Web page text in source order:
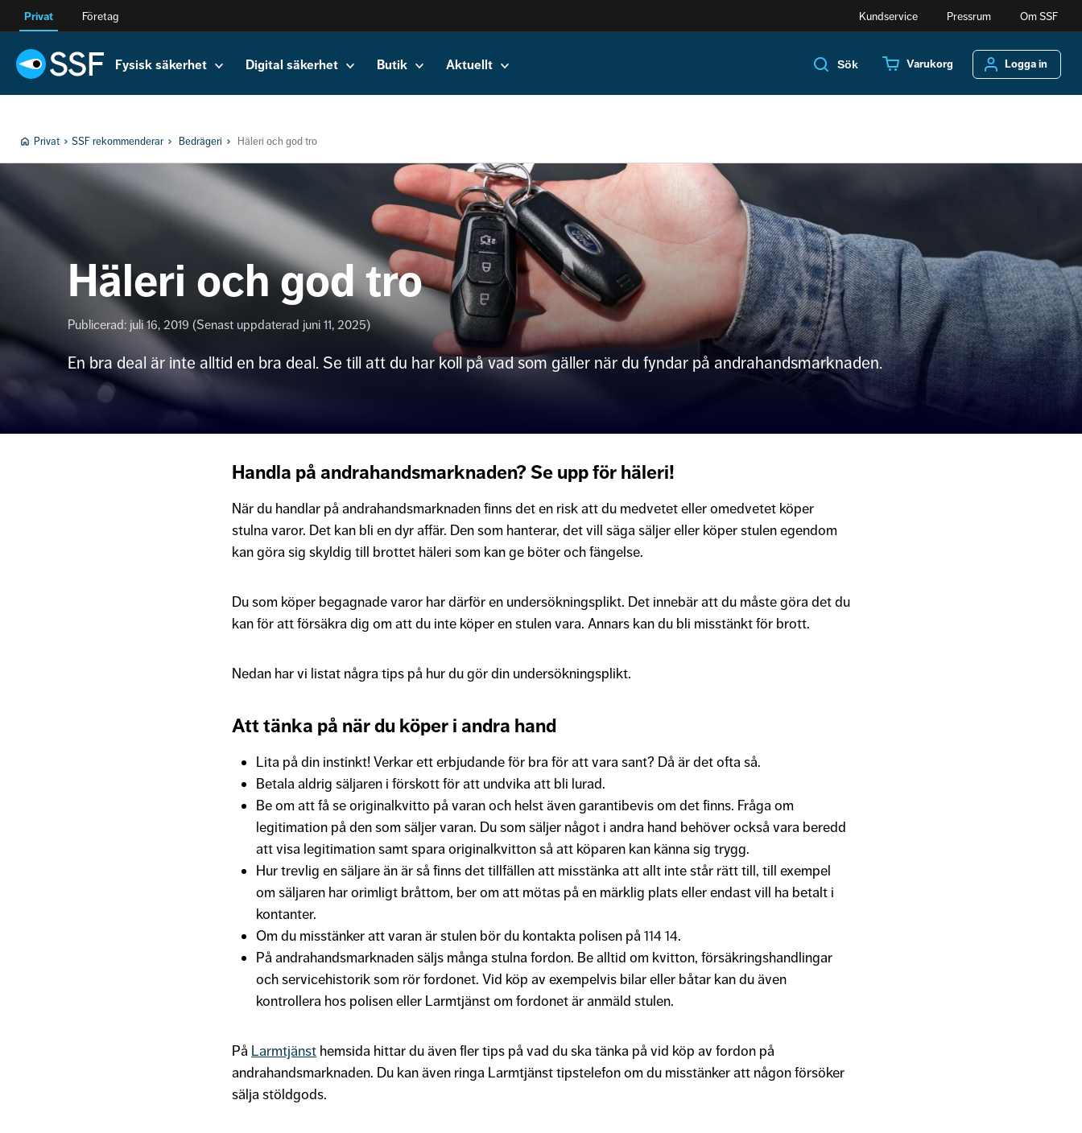
Privat Företag Kundservice Pressrum Om SSF
Fysisk säkerhet Digital säkerhet Butik Aktuellt Sök Varukorg Logga in
Privat SSF rekommenderar Bedrägeri Häleri och god tro
Häleri och god tro
Publicerad: juli 16, 2019 (Senast uppdaterad juni 11, 2025)
En bra deal är inte alltid en bra deal. Se till att du har koll på vad som gäller när du fyndar på andrahandsmarknaden.
Handla på andrahandsmarknaden? Se upp för häleri!
När du handlar på andrahandsmarknaden finns det en risk att du medvetet eller omedvetet köper
stulna varor. Det kan bli en dyr affär. Den som hanterar, det vill säga säljer eller köper stulen egendom
kan göra sig skyldig till brottet häleri som kan ge böter och fängelse.
Du som köper begagnade varor har därför en undersökningsplikt. Det innebär att du måste göra det du
kan för att försäkra dig om att du inte köper en stulen vara. Annars kan du bli misstänkt för brott.
Nedan har vi listat några tips på hur du gör din undersökningsplikt.
Att tänka på när du köper i andra hand
Lita på din instinkt! Verkar ett erbjudande för bra för att vara sant? Då är det ofta så.
Betala aldrig säljaren i förskott för att undvika att bli lurad.
Be om att få se originalkvitto på varan och helst även garantibevis om det finns. Fråga om
legitimation på den som säljer varan. Du som säljer något i andra hand behöver också vara beredd
att visa legitimation samt spara originalkvitton så att köparen kan känna sig trygg.
Hur trevlig en säljare än är så finns det tillfällen att misstänka att allt inte står rätt till, till exempel
om säljaren har orimligt bråttom, ber om att mötas på en märklig plats eller endast vill ha betalt i
kontanter.
Om du misstänker att varan är stulen bör du kontakta polisen på 114 14.
På andrahandsmarknaden säljs många stulna fordon. Be alltid om kvitton, försäkringshandlingar
och servicehistorik som rör fordonet. Vid köp av exempelvis bilar eller båtar kan du även
kontrollera hos polisen eller Larmtjänst om fordonet är anmäld stulen.
På Larmtjänst hemsida hittar du även fler tips på vad du ska tänka på vid köp av fordon på
andrahandsmarknaden. Du kan även ringa Larmtjänst tipstelefon om du misstänker att någon försöker
sälja stöldgods.